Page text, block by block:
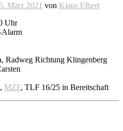
5. März 2021 von Klaus Elbert
Uhr
Alarm
Radweg Richtung Klingenberg
, MZF, TLF 16/25 in Bereitschaft